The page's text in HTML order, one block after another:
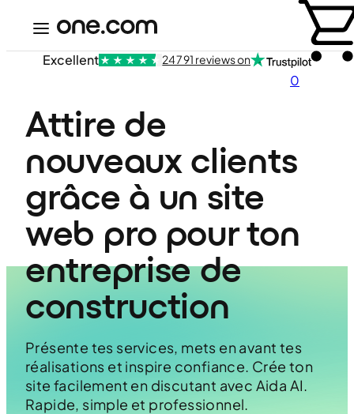
0
Excellent 24 791 reviews on
Attire de
nouveaux clients
grâce à un site
web pro pour ton
entreprise de
construction
Présente tes services, mets en avant tes
réalisations et inspire confiance. Crée ton
site facilement en discutant avec Aida AI.
Rapide, simple et professionnel.